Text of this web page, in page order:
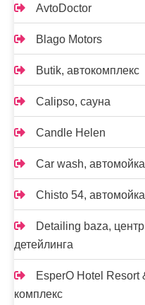
AvtoDoctor
Blago Motors
Butik, автокомплекс
Calipso, сауна
Candle Helen
Car wash, автомойка
Chisto 54, автомойка
Detailing baza,
детейлинга
EsperO Hotel Resort
комплекс